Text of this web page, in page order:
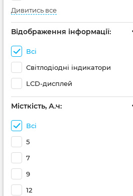
Дивитись все
Відображення інформації:
Всі
Світлодіодні індикатори
LCD-дисплей
Місткість, А.ч:
Всі
5
7
9
12